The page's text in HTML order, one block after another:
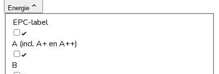
Energie
EPC-label
A (incl. A+ en A++)
B